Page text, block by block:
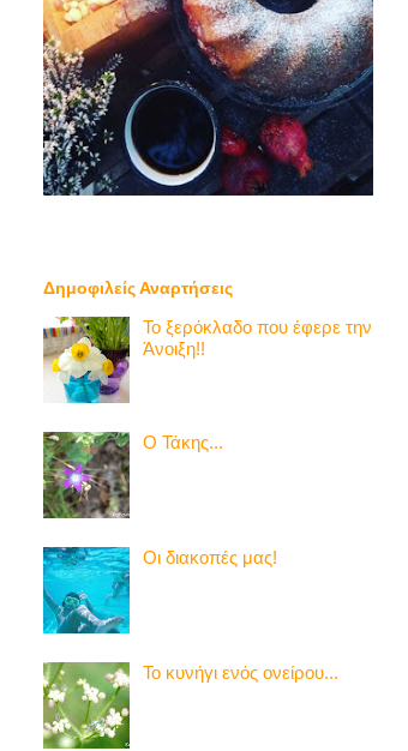
Δημοφιλείς Αναρτήσεις
Το ξερόκλαδο που έφερε την
Άνοιξη!!
Ο Τάκης...
Οι διακοπές μας!
Το κυνήγι ενός ονείρου...